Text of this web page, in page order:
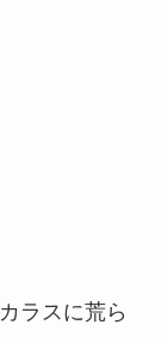
ラスに荒ら